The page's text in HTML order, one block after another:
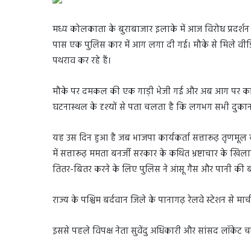
मध्य कोलकाता के बुराबाजार इलाके में आज विरोध
पास एक पुलिस कार में आग लगा दी गई। मौके से मिले
पथराव कर रहे हैं।
मौके पर दमकल की एक गाड़ी भेजी गई और अब आग पर
घटनास्थल के दृश्यों से पता चलता है कि लगभग सभी
यह उस दिन हुआ है जब भाजपा कार्यकर्ता सत्तारूढ़ तृणमूल
में सत्तारूढ़ ममता बनर्जी सरकार के कथित भ्रष्टाचार के
तितर-बितर करने के लिए पुलिस ने आंसू गैस और पानी की
राज्य के पश्चिम बर्दवान जिले के पानागढ़ रेलवे स्टेशन से
इससे पहले विपक्ष नेता सुवेंदु अधिकारी और सांसद लॉकेट